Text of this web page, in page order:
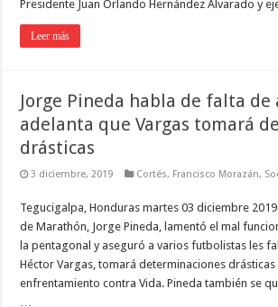
Presidente Juan Orlando Hernández Alvarado y
Leer más
Jorge Pineda habla de falta
adelanta que Vargas tomará
drásticas
3 diciembre, 2019 Cortés, Francisco Morazán,
Tegucigalpa, Honduras martes 03 diciembre
de Marathón, Jorge Pineda, lamentó el mal
la pentagonal y aseguró a varios futbolistas les
Héctor Vargas, tomará determinaciones drásticas
enfrentamiento contra Vida. Pineda también se